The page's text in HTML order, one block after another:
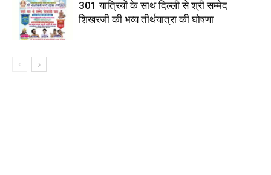
301 यात्रियों के साथ दिल्ली से श्री सम्मेद
शिखरजी की भव्य तीर्थयात्रा की घोषणा